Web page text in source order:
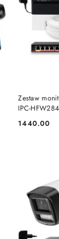
Zestaw
IPC-
Cena:
1440.00